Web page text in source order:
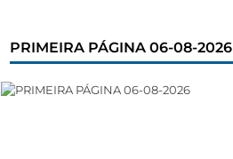
PRIMEIRA PÁGINA 06-08-2026